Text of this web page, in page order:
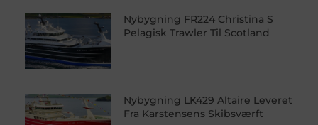
Nybygning FR224 Christina S
Pelagisk Trawler Til Scotland
Nybygning LK429 Altaire Leveret
Fra Karstensens Skibsværft